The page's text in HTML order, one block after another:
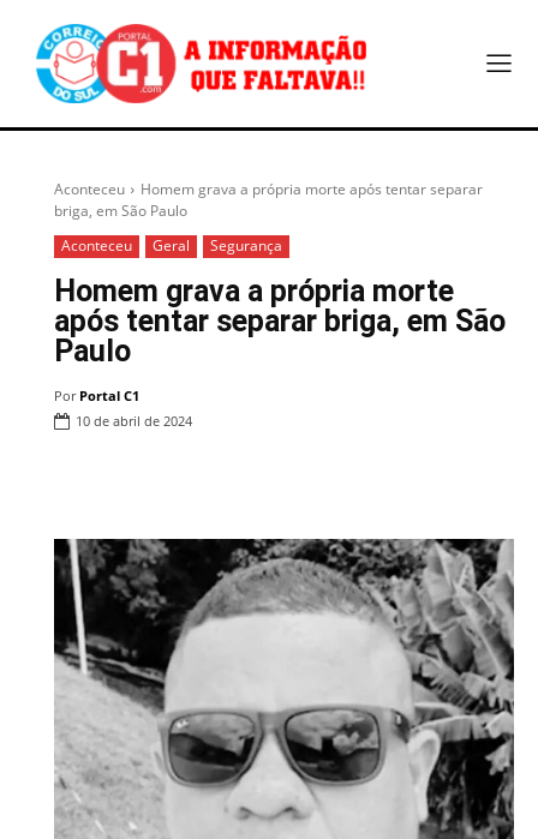
Aconteceu
Homem grava a própria morte após tentar separar
briga, em São Paulo
Aconteceu
Geral Segurança
Homem grava a própria morte
após tentar separar briga, em São
Paulo
Por Portal C1
10 de abril de 2024